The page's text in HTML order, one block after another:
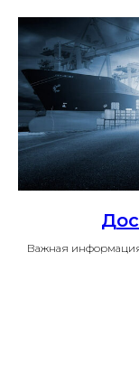
Важная информация